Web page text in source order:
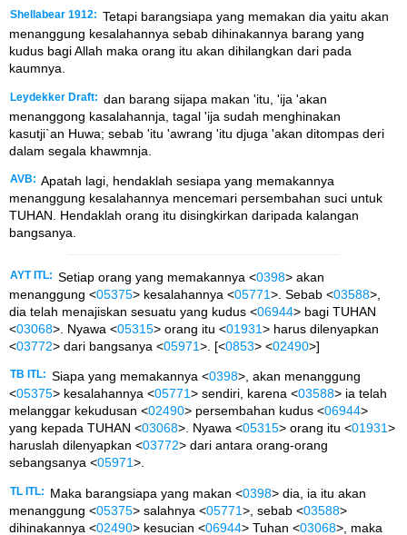
Shellabear 1912: Tetapi barangsiapa yang memakan dia yaitu akan
menanggung kesalahannya sebab dihinakannya barang yang
kudus bagi Allah maka orang itu akan dihilangkan dari pada
kaumnya.
Leydekker Draft: dan barang sijapa makan 'itu, 'ija 'akan
menanggong kasalahannja, tagal 'ija sudah menghinakan
kasutji`an Huwa; sebab 'itu 'awrang 'itu djuga 'akan ditompas deri
dalam segala khawmnja.
AVB: Apatah lagi, hendaklah sesiapa yang memakannya
menanggung kesalahannya mencemari persembahan suci untuk
TUHAN. Hendaklah orang itu disingkirkan daripada kalangan
bangsanya.
AYT ITL: Setiap orang yang memakannya <0398> akan
menanggung <05375> kesalahannya <05771>. Sebab <03588>,
dia telah menajiskan sesuatu yang kudus <06944> bagi TUHAN
<03068>. Nyawa <05315> orang itu <01931> harus dilenyapkan
<03772> dari bangsanya <05971>. [<0853> <02490>]
TB ITL: Siapa yang memakannya <0398>, akan menanggung
<05375> kesalahannya <05771> sendiri, karena <03588> ia telah
melanggar kekudusan <02490> persembahan kudus <06944>
yang kepada TUHAN <03068>. Nyawa <05315> orang itu <01931>
haruslah dilenyapkan <03772> dari antara orang-orang
sebangsanya <05971>.
TL ITL: Maka barangsiapa yang makan <0398> dia, ia itu akan
menanggung <05375> salahnya <05771>, sebab <03588>
dihinakannya <02490> kesucian <06944> Tuhan <03068>, maka